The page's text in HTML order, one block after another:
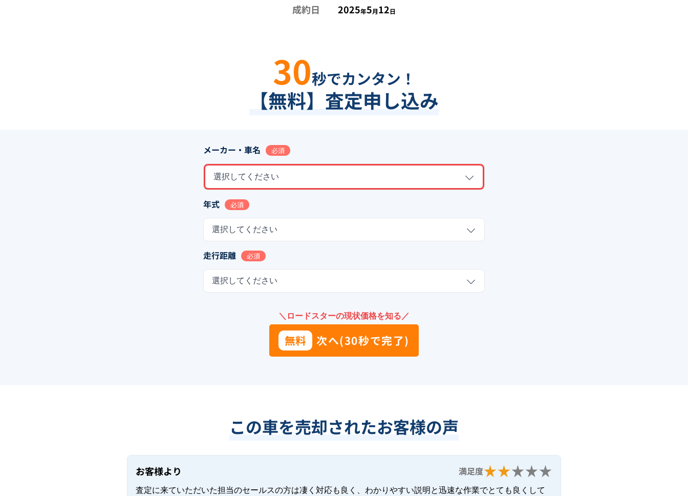
成約日 2025年5月12日
30秒でカンタン！
【無料】査定申し込み
メーカー・車名 必須
選択してください
年式 必須
選択してください
走行距離 必須
選択してください
＼ロードスターの現状価格を知る／
無料 次へ(30秒で完了)
この車を売却されたお客様の声
お客様より 満足度
査定に来ていただいた担当のセールスの方は凄く対応も良く、わかりやすい説明と迅速な作業でとても良くして